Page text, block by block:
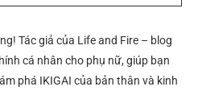
Tác giả của Life and Fire – blog
cá nhân cho phụ nữ, giúp bạn
phá IKIGAI của bản thân và kinh